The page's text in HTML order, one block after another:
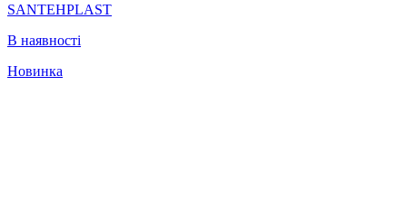
SANTEHPLAST
В наявності
Новинка